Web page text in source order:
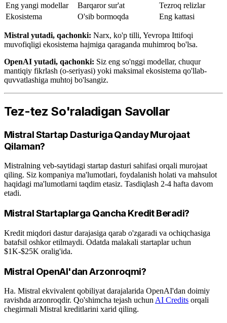
Eng yangi modellar
Barqaror sur'at
Tezroq relizlar
Ekosistema
O'sib bormoqda Eng kattasi
Mistral yutadi, qachonki: Narx, ko'p tilli, Yevropa Ittifoqi
muvofiqligi ekosistema hajmiga qaraganda muhimroq bo'lsa.
OpenAI yutadi, qachonki: Siz eng so'nggi modellar, chuqur
mantiqiy fikrlash (o-seriyasi) yoki maksimal ekosistema qo'llab-
quvvatlashiga muhtoj bo'lsangiz.
Tez-tez So'raladigan Savollar
Mistral Startap Dasturiga Qanday Murojaat
Qilaman?
Mistralning veb-saytidagi startap dasturi sahifasi orqali murojaat
qiling. Siz kompaniya ma'lumotlari, foydalanish holati va mahsulot
haqidagi ma'lumotlarni taqdim etasiz. Tasdiqlash 2-4 hafta davom
etadi.
Mistral Startaplarga Qancha Kredit Beradi?
Kredit miqdori dastur darajasiga qarab o'zgaradi va ochiqchasiga
batafsil oshkor etilmaydi. Odatda malakali startaplar uchun
$1K-$25K oralig'ida.
Mistral OpenAI'dan Arzonroqmi?
Ha. Mistral ekvivalent qobiliyat darajalarida OpenAI'dan doimiy
ravishda arzonroqdir. Qo'shimcha tejash uchun AI Credits orqali
chegirmali Mistral kreditlarini xarid qiling.